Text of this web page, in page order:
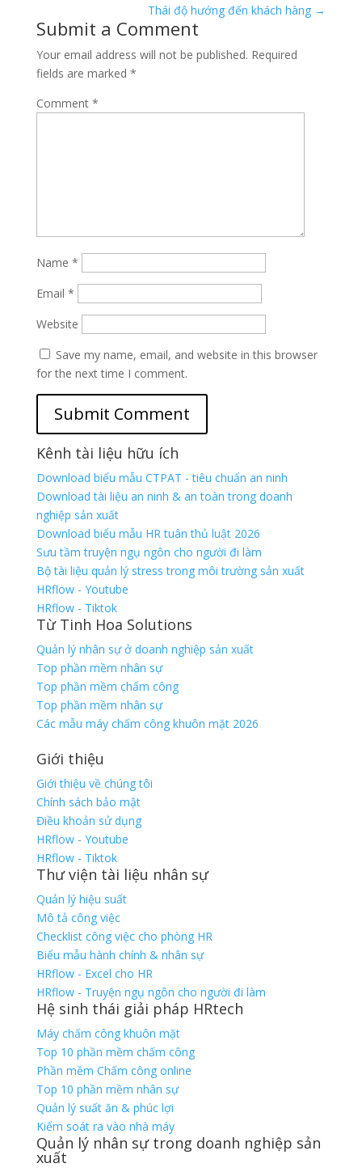
Thái độ hướng đến khách hàng →
Submit a Comment
Your email address will not be published. Required
fields are marked *
Comment *
Name *
Email *
Website
Save my name, email, and website in this browser
for the next time I comment.
Kênh tài liệu hữu ích
Download biểu mẫu CTPAT - tiêu chuẩn an ninh
Download tài liệu an ninh & an toàn trong doanh
nghiệp sản xuất
Download biểu mẫu HR tuân thủ luật 2026
Sưu tầm truyện ngụ ngôn cho người đi làm
Bộ tài liệu quản lý stress trong môi trường sản xuất
HRflow - Youtube
HRflow - Tiktok
Từ Tinh Hoa Solutions
Quản lý nhân sự ở doanh nghiệp sản xuất
Top phần mềm nhân sự
Top phần mềm chấm công
Top phần mềm nhân sự
Các mẫu máy chấm công khuôn mặt 2026
Giới thiệu
Giới thiệu về chúng tôi
Chính sách bảo mật
Điều khoản sử dụng
HRflow - Youtube
HRflow - Tiktok
Thư viện tài liệu nhân sự
Quản lý hiệu suất
Mô tả công việc
Checklist công việc cho phòng HR
Biểu mẫu hành chính & nhân sự
HRflow - Excel cho HR
HRflow - Truyện ngụ ngôn cho người đi làm
Hệ sinh thái giải pháp HRtech
Máy chấm công khuôn mặt
Top 10 phần mềm chấm công
Phần mềm Chấm công online
Top 10 phần mềm nhân sự
Quản lý suất ăn & phúc lợi
Kiểm soát ra vào nhà máy
Quản lý nhân sự trong doanh nghiệp sản
xuất